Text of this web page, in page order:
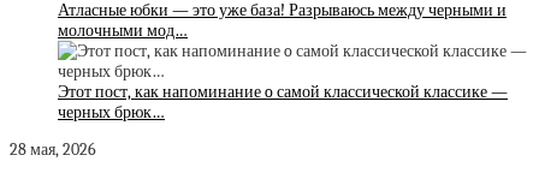
Атласные юбки — это уже база! Разрываюсь между черными и
молочными мод…
Этот пост, как напоминание o самой классической классике —
черных брюк…
28 мая, 2026